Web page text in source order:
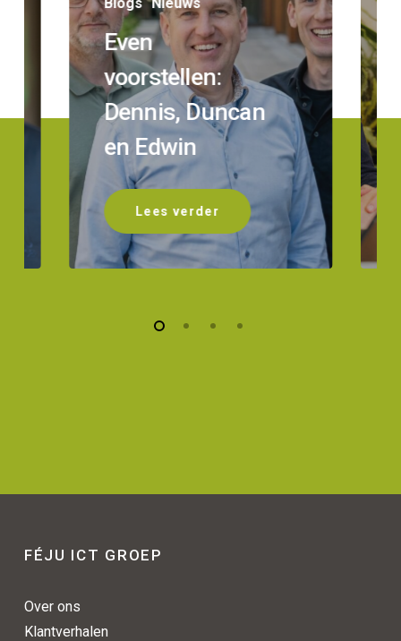
Even
voorstellen:
Dennis, Duncan
en Edwin
Lees verder
FÉJU ICT GROEP
Over ons
Klantverhalen